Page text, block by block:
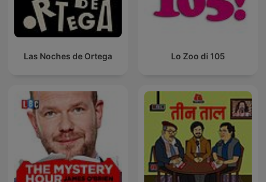
Las Noches de Ortega Lo Zoo di 105